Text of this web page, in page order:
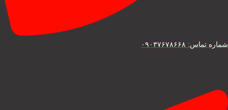
شماره تماس: ۰۹۰۳۷۶۷۸۶۶۸